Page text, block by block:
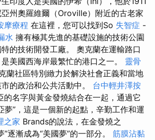
州奧羅維爾（Oroville）附近的古老家
摩療程 在這裡，您可以找到So 失智症 -
水 擁有極其先進的基礎設施的技術公園
的技術開發工廠。 奧克蘭在運輸路口
美國西海岸最繁忙的港口之一。 靈骨
蘭社區特別緻力於解決社會正義和當地
的政治和公共活動中。 台中輕井澤按
的名字與黃金發燒結合在一起，通過它
夢”，這是一個新的起點，辛勤工作和運
之家 Brands的說法，在金發燒之
逐漸成為“美國夢”的一部分。 筋膜沾黏